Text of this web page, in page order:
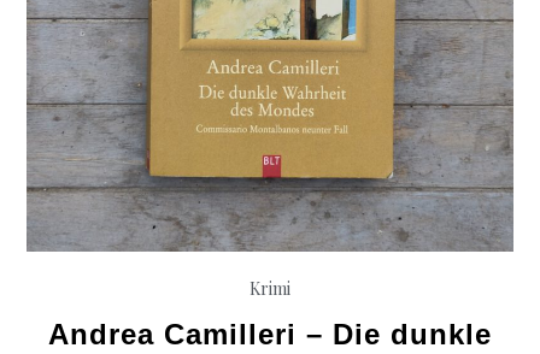
Krimi
Andrea Camilleri – Die dunkle